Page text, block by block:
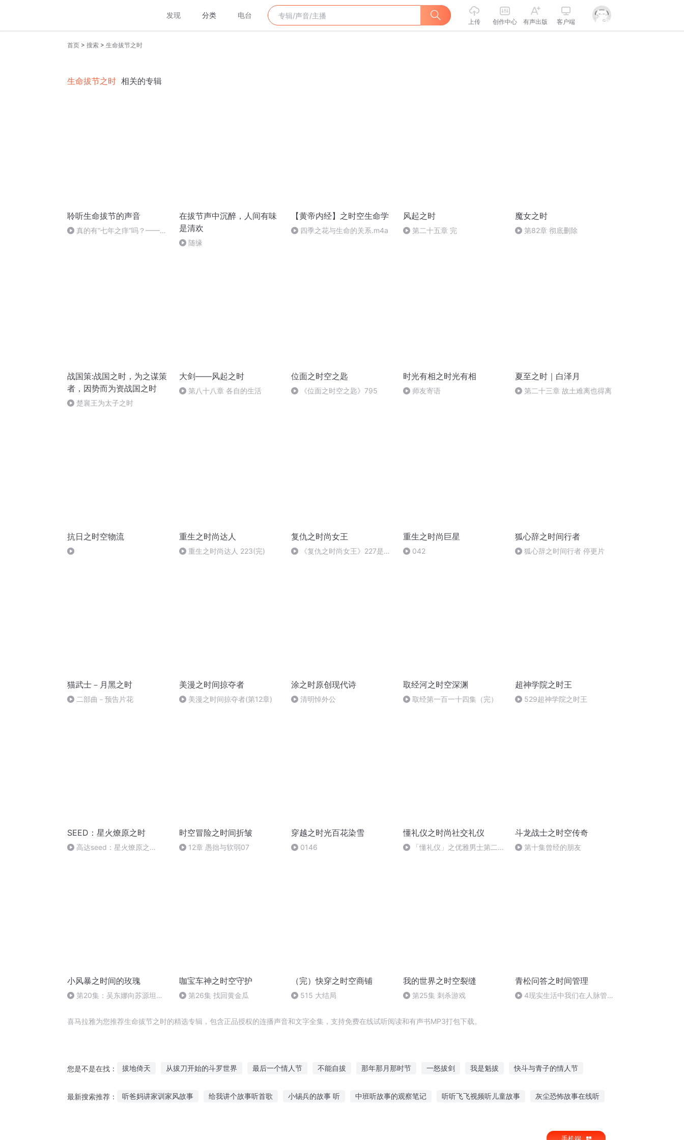
发现 分类 电台
上传 创作中心 有声出版 客户端
首页 > 搜索 > 生命拔节之时
生命拔节之时 相关的专辑
聆听生命拔节的声音
真的有“七年之痒”吗？——13
在拔节声中沉醉，人间有味
是清欢
随缘
【黄帝内经】之时空生命学
四季之花与生命的关系.m4a
风起之时
第二十五章 完
魔女之时
第82章 彻底删除
战国策:战国之时，为之谋策
者，因势而为资战国之时
楚襄王为太子之时
大剑——风起之时
第八十八章 各自的生活
位面之时空之匙
《位面之时空之匙》795
时光有相之时光有相
师友寄语
夏至之时｜白泽月
第二十三章 故土难离也得离
抗日之时空物流 重生之时尚达人
重生之时尚达人 223(完)
复仇之时尚女王
《复仇之时尚女王》227是
重生之时尚巨星
042
狐心辞之时间行者
狐心辞之时间行者 停更片
猫武士－月黑之时
二部曲－预告片花
美漫之时间掠夺者
美漫之时间掠夺者(第12章)
涂之时原创现代诗
清明悼外公
取经河之时空深渊
取经第一百一十四集（完）
超神学院之时王
529超神学院之时王
SEED：星火燎原之时
高达seed：星火燎原之
时空冒险之时间折皱
12章 愚拙与软弱07
穿越之时光百花染雪
0146
懂礼仪之时尚社交礼仪
「懂礼仪」之优雅男士第二
斗龙战士之时空传奇
第十集曾经的朋友
小风暴之时间的玫瑰
第20集：吴东娜向苏源坦言
咖宝车神之时空守护
第26集 找回黄金瓜
（完）快穿之时空商铺
515 大结局
我的世界之时空裂缝
第25集 刺杀游戏
青松问答之时间管理
4现实生活中我们在人脉管理
喜马拉雅为您推荐生命拔节之时的精选专辑，包含正品授权的连播声音和文字全集，支持免费在线试听阅读和有声书MP3打包下载。
您是不是在找： 拔地倚天 从拔刀开始的斗罗世界 最后一个情人节 不能自拔 那年那月那时节 一怒拔剑 我是魁拔 快斗与青子的情人节
最新搜索推荐： 听爸妈讲家训家风故事 给我讲个故事听首歌 小锡兵的故事 听 中班听故事的观察笔记 听听飞飞视频听儿童故事 灰尘恐怖故事在线听